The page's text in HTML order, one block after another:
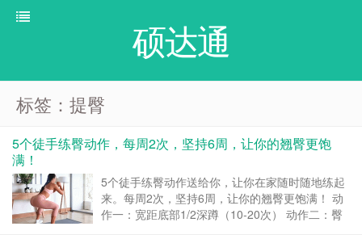
硕达通
标签：提臀
5个徒手练臀动作，每周2次，坚持6周，让你的翘臀更饱
满！
5个徒手练臀动作送给你，让你在家随时随地练起
来。每周2次，坚持6周，让你的翘臀更饱满！ 动
作一：宽距底部1/2深蹲（10-20次） 动作二：臀